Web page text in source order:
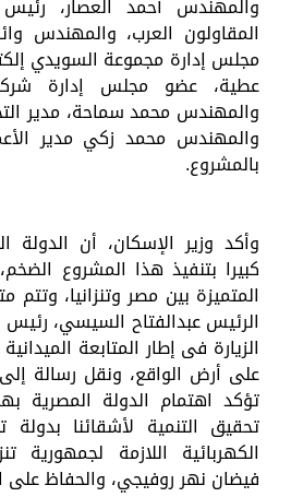
والمهندس أحمد العصار،
المقاولون العرب، والمهندس
مجلس إدارة مجموعة السويدي
عطية، عضو مجلس إدارة
والمهندس محمد سماحة، مدير
والمهندس محمد زكي مدير
بالمشروع.
وأكد وزير الإسكان، أن الدولة
كبيرا بتنفيذ هذا المشروع
المتميزة بين مصر وتنزانيا،
الرئيس عبدالفتاح السيسي، رئيس
الزيارة فى إطار المتابعة
على أرض الواقع، ونقل رسالة إلى
تؤكد اهتمام الدولة المصرية
تحقيق التنمية لأشقائنا بدولة
الكهربائية اللازمة لجمهورية
فيضان نهر روفيجي، والحفاظ على